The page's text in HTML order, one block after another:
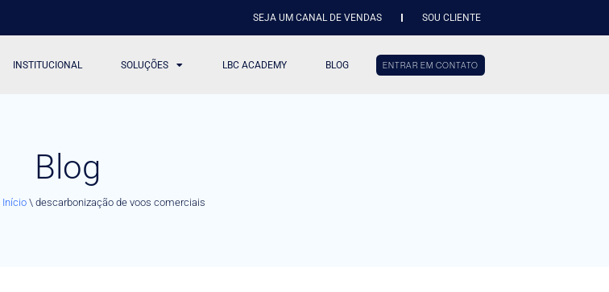
SEJA UM CANAL DE VENDAS SOU CLIENTE
INSTITUCIONAL SOLUÇÕES LBC ACADEMY BLOG ENTRAR EM CONTATO
Blog
Início \ descarbonização de voos comerciais